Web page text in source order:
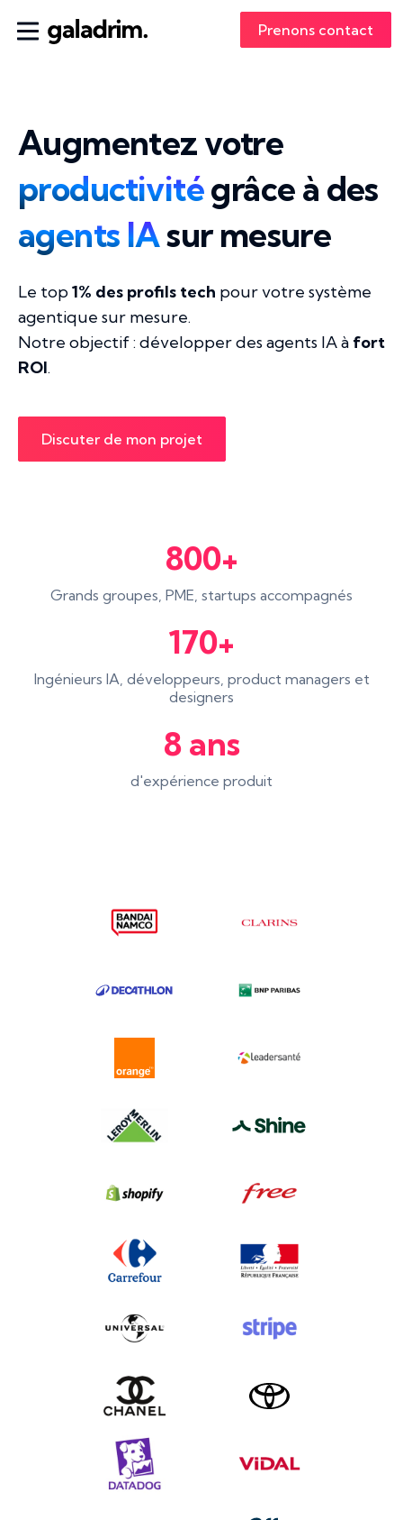
Prenons contact
Augmentez votre
productivitégrâce à des
agents IAsur mesure
Le top1% des profils tech pour votre système
agentique sur mesure.
Notre objectif : développer des agents IA à fort
ROI.
Discuter de mon projet
800+
Grands groupes, PME, startups accompagnés
170+
Ingénieurs IA, développeurs, product managers et
designers
8 ans
d'expérience produit